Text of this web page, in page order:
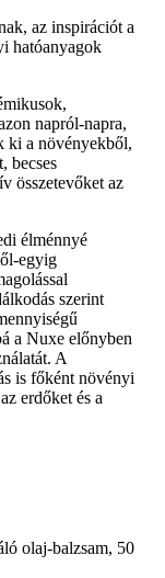
az inspirációt a
hatóanyagok
napról-napra,
ki a növényekből,
becses
összetevőket az
élménnyé
egyig
szerint
a Nuxe előnyben
A
is főként növényi
erdőket és a
olaj-balzsam, 50